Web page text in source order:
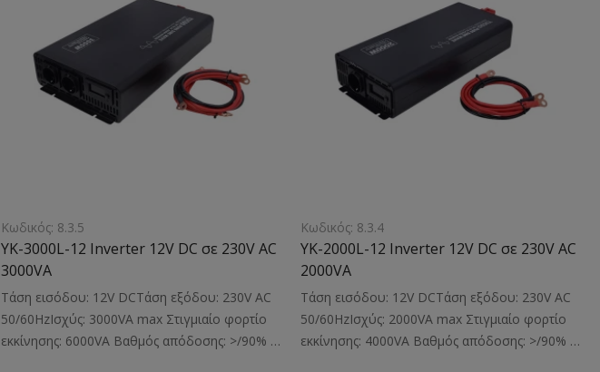
ραδιοφώνων, λαμπών, και άλλων ηλεκτρικών
συσκευών από τάση 24V DC σε τάση 230V ΑC
μέγιστου φορτίου λειτουργίας
2000VAΔιαστάσεις: 360x173x76mmΒάρος: 4kg
Σημείωση: Για την πλήρη απόδοση της ισχύος
2000VA του inverterYK-2000L-24 απαιτείται
ραδιοφώνων, λαμπών, και άλλων ηλεκτρικών
συσκευών από τάση 24V DC σε τάση 230V ΑC
μέγιστου φορτίου λειτουργίας
1000VAΔιαστάσεις: 310x173x76mmΒάρος: 3kg
Σημείωση: Για την πλήρη απόδοση της ισχύος
1000VA του inverterYK-1000L-24 απαιτείται
Κωδικός: 8.3.5
YK-3000L-12 Inverter 12V DC σε 230V AC
3000VA
Τάση εισόδου: 12V DCΤάση εξόδου: 230V AC
50/60HzΙσχύς: 3000VA max Στιγμιαίο φορτίο
εκκίνησης: 6000VA Βαθμός απόδοσης: >/90%
Κωδικός: 8.3.4
YK-2000L-12 Inverter 12V DC σε 230V AC
2000VA
Τάση εισόδου: 12V DCΤάση εξόδου: 230V AC
50/60HzΙσχύς: 2000VA max Στιγμιαίο φορτίο
εκκίνησης: 4000VA Βαθμός απόδοσης: >/90%